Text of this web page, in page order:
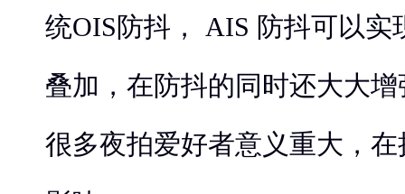
统OIS防抖， AIS 防抖可以实
叠加，在防抖的同时还大大
很多夜拍爱好者意义重大，